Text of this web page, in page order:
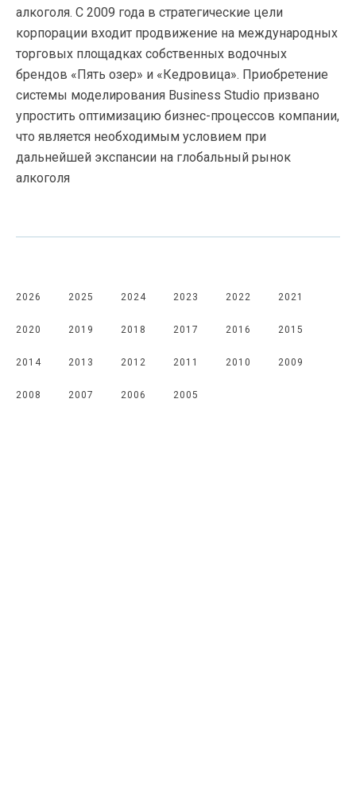
алкоголя. С 2009 года в стратегические цели
корпорации входит продвижение на международных
торговых площадках собственных водочных
брендов «Пять озер» и «Кедровица». Приобретение
системы моделирования Business Studio призвано
упростить оптимизацию бизнес-процессов компании,
что является необходимым условием при
дальнейшей экспансии на глобальный рынок
алкоголя
2026 2025 2024 2023 2022 2021
2020 2019 2018 2017 2016 2015
2014 2013 2012 2011 2010 2009
2008 2007 2006 2005